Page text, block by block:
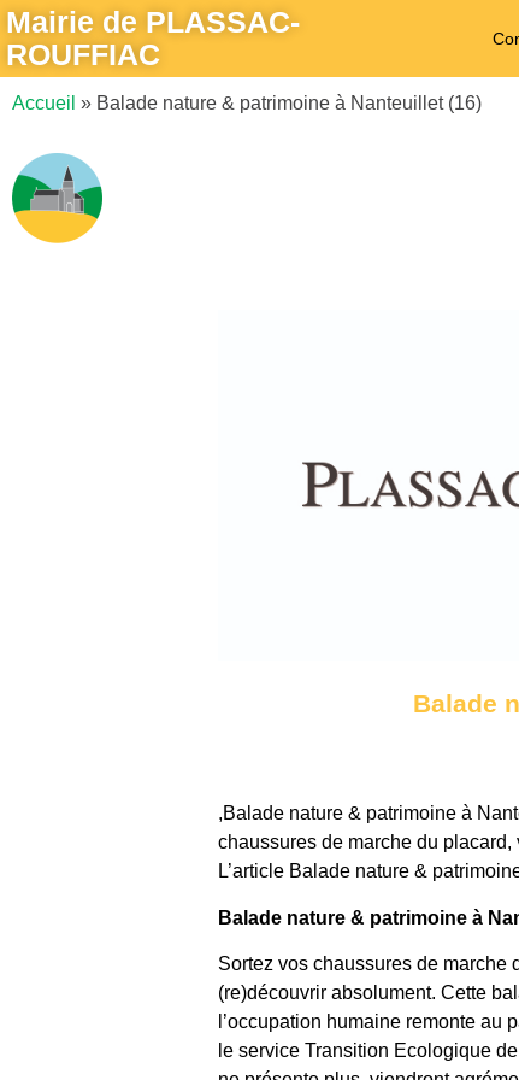
Mairie de PLASSAC-
ROUFFIAC
Accueil » Balade nature & patrimoine à Nanteuillet (16)
Balade
,Balade nature & patrimoine à
chaussures de marche du
L’article Balade nature &
Balade nature & patrimoine à
Sortez vos chaussures de marche
(re)découvrir absolument. Cette
l’occupation humaine remonte au
le service Transition Ecologique